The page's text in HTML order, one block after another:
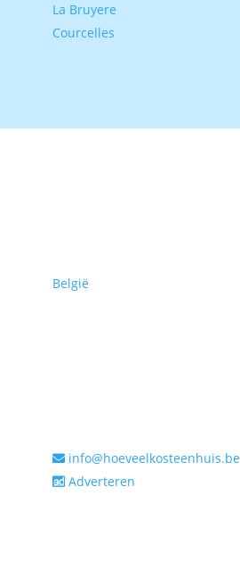
La Bruyere
Courcelles
België
info@hoeveelkosteenhuis.be
Adverteren